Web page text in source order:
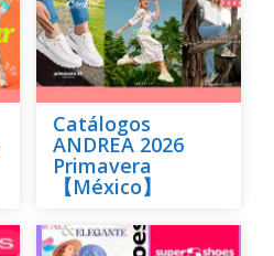
Catálogos
ANDREA 2026
Primavera
【México】